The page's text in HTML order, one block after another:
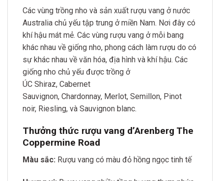
Các vùng trồng nho và sản xuất rượu vang ở nước
Australia chủ yếu tập trung ở miền Nam. Nơi đây có
khí hậu mát mẻ. Các vùng rượu vang ở mỗi bang
khác nhau về giống nho, phong cách làm rượu do có
sự khác nhau về văn hóa, địa hình và khí hậu. Các
giống nho chủ yếu được trồng ở
ÚC Shiraz, Cabernet
Sauvignon, Chardonnay, Merlot, Semillon, Pinot
noir, Riesling, và Sauvignon blanc.
Thưởng thức rượu vang d’Arenberg The
Coppermine Road
Màu sắc: Rượu vang có màu đỏ hồng ngọc tinh tế